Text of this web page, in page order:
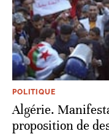
POLITIQUE
Algérie.
proposition de